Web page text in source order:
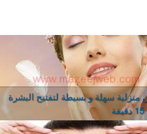
سهلة و بسيطة لتفتيح البشرة